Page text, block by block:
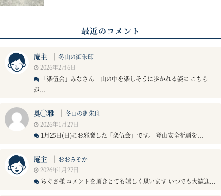
最近のコメント
庵主 ｜ 冬山の御朱印
2026年2月6日
「楽伍会」みなさん 山の中を楽しそうに歩かれる姿に こちら
が...
奥◯雅 ｜ 冬山の御朱印
2026年1月27日
1月25日(日)にお邪魔した「楽伍会」です。 登山安全祈願を...
庵主 ｜ おおみそか
2026年1月27日
ちぐさ様 コメントを頂きとても嬉しく思います いつでも大歓迎...